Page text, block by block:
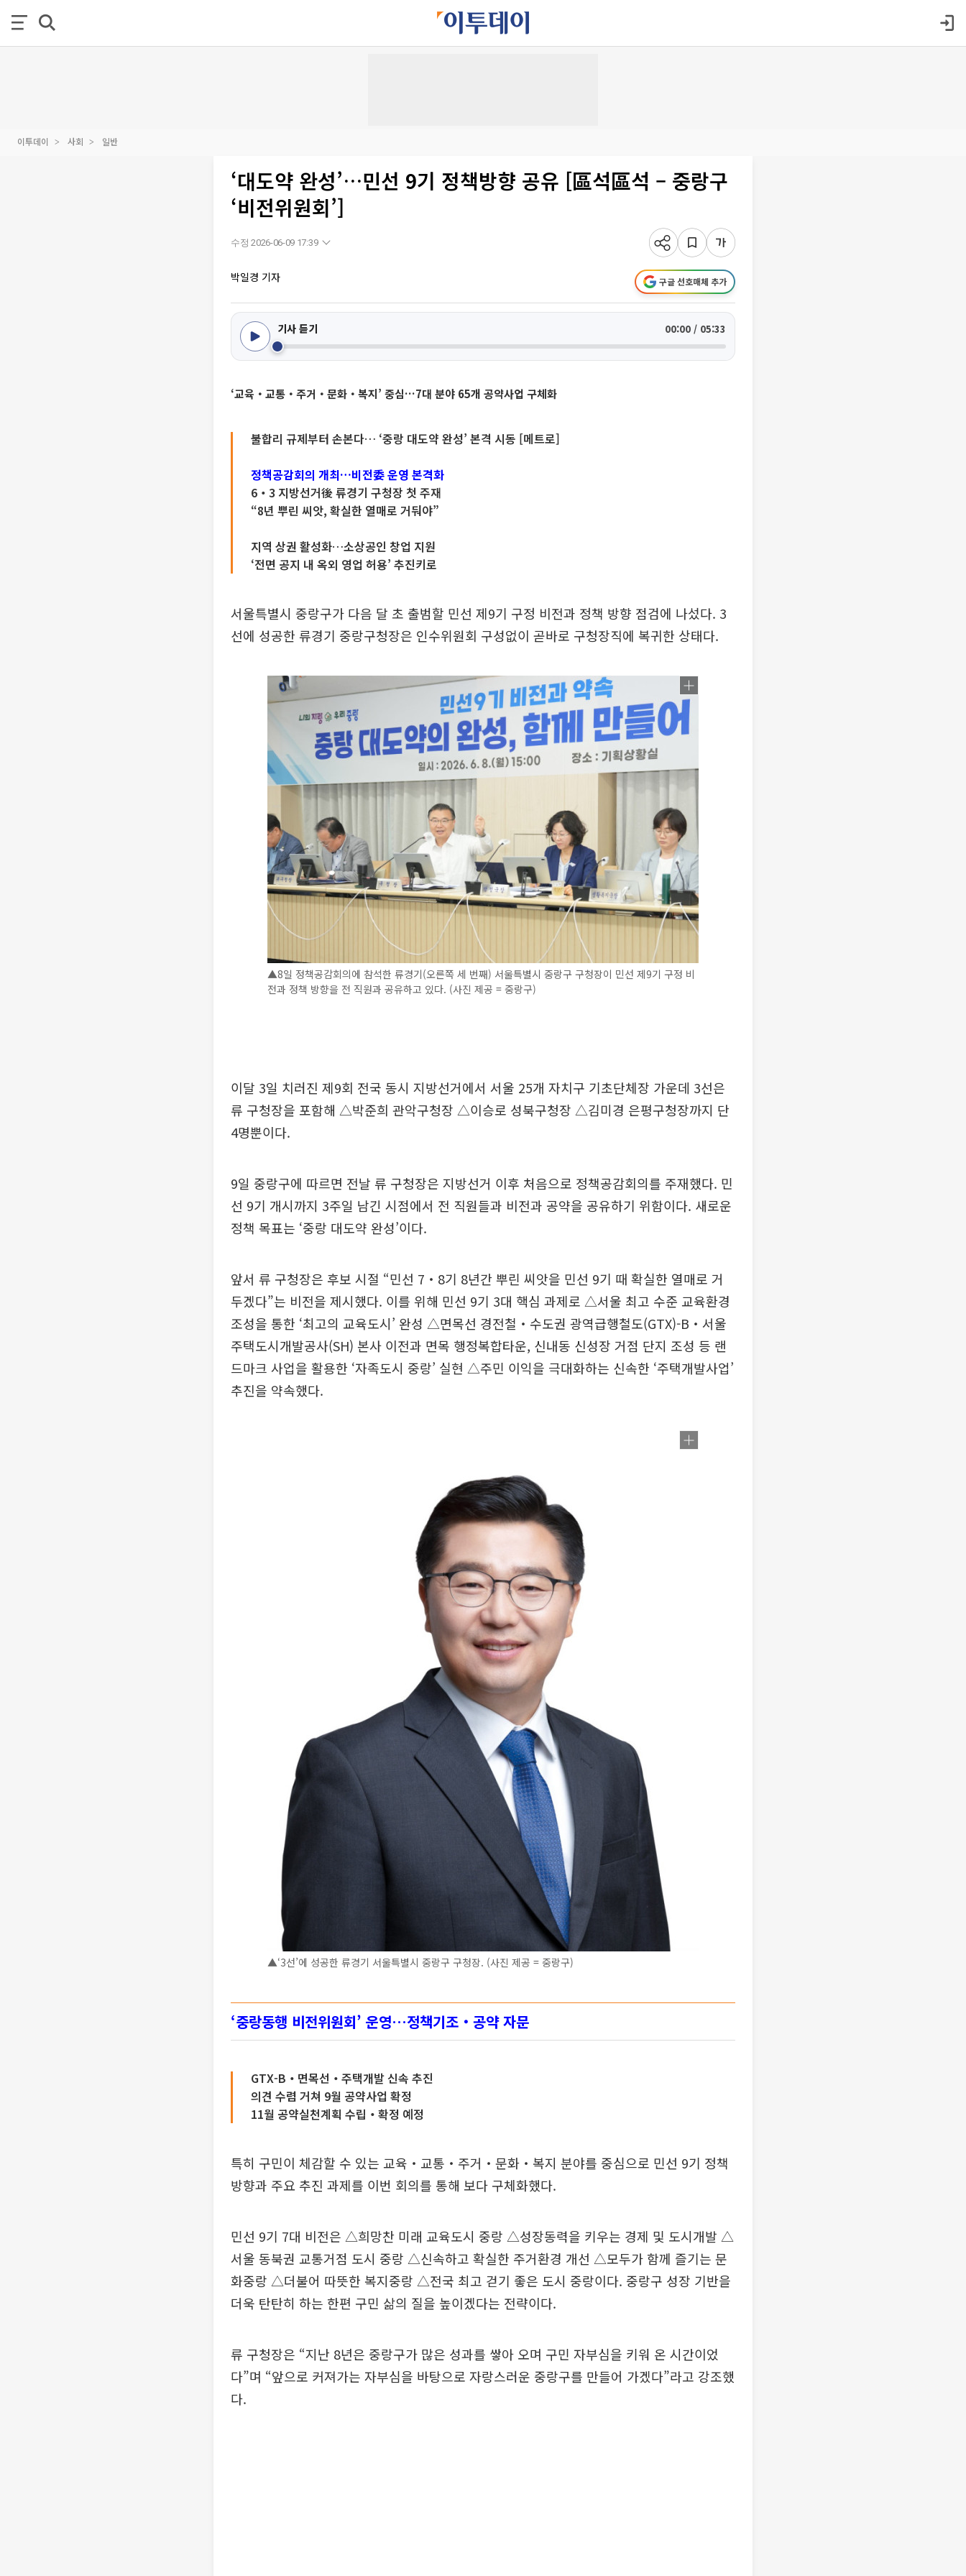
이투데이 사회 일반
‘대도약 완성’…민선 9기 정책방향 공유 [區석區석 – 중랑구
‘비전위원회’]
수정 2026-06-09 17:39
박일경 기자 구글 선호매체 추가
기사 듣기 00:00 / 05:33
‘교육‧교통‧주거‧문화‧복지’ 중심…7대 분야 65개 공약사업 구체화
불합리 규제부터 손본다… ‘중랑 대도약 완성’ 본격 시동 [메트로]
정책공감회의 개최…비전委 운영 본격화
6‧3 지방선거後 류경기 구청장 첫 주재
“8년 뿌린 씨앗, 확실한 열매로 거둬야”
지역 상권 활성화…소상공인 창업 지원
‘전면 공지 내 옥외 영업 허용’ 추진키로
서울특별시 중랑구가 다음 달 초 출범할 민선 제9기 구정 비전과 정책 방향 점검에 나섰다. 3
선에 성공한 류경기 중랑구청장은 인수위원회 구성없이 곧바로 구청장직에 복귀한 상태다.
▲8일 정책공감회의에 참석한 류경기(오른쪽 세 번째) 서울특별시 중랑구 구청장이 민선 제9기 구정 비
전과 정책 방향을 전 직원과 공유하고 있다. (사진 제공 = 중랑구)
이달 3일 치러진 제9회 전국 동시 지방선거에서 서울 25개 자치구 기초단체장 가운데 3선은
류 구청장을 포함해 △박준희 관악구청장 △이승로 성북구청장 △김미경 은평구청장까지 단
4명뿐이다.
9일 중랑구에 따르면 전날 류 구청장은 지방선거 이후 처음으로 정책공감회의를 주재했다. 민
선 9기 개시까지 3주일 남긴 시점에서 전 직원들과 비전과 공약을 공유하기 위함이다. 새로운
정책 목표는 ‘중랑 대도약 완성’이다.
앞서 류 구청장은 후보 시절 “민선 7‧8기 8년간 뿌린 씨앗을 민선 9기 때 확실한 열매로 거
두겠다”는 비전을 제시했다. 이를 위해 민선 9기 3대 핵심 과제로 △서울 최고 수준 교육환경
조성을 통한 ‘최고의 교육도시’ 완성 △면목선 경전철‧수도권 광역급행철도(GTX)-B‧서울
주택도시개발공사(SH) 본사 이전과 면목 행정복합타운, 신내동 신성장 거점 단지 조성 등 랜
드마크 사업을 활용한 ‘자족도시 중랑’ 실현 △주민 이익을 극대화하는 신속한 ‘주택개발사업’
추진을 약속했다.
▲‘3선’에 성공한 류경기 서울특별시 중랑구 구청장. (사진 제공 = 중랑구)
‘중랑동행 비전위원회’ 운영…정책기조‧공약 자문
GTX-B‧면목선‧주택개발 신속 추진
의견 수렴 거쳐 9월 공약사업 확정
11월 공약실천계획 수립‧확정 예정
특히 구민이 체감할 수 있는 교육‧교통‧주거‧문화‧복지 분야를 중심으로 민선 9기 정책
방향과 주요 추진 과제를 이번 회의를 통해 보다 구체화했다.
민선 9기 7대 비전은 △희망찬 미래 교육도시 중랑 △성장동력을 키우는 경제 및 도시개발 △
서울 동북권 교통거점 도시 중랑 △신속하고 확실한 주거환경 개선 △모두가 함께 즐기는 문
화중랑 △더불어 따뜻한 복지중랑 △전국 최고 걷기 좋은 도시 중랑이다. 중랑구 성장 기반을
더욱 탄탄히 하는 한편 구민 삶의 질을 높이겠다는 전략이다.
류 구청장은 “지난 8년은 중랑구가 많은 성과를 쌓아 오며 구민 자부심을 키워 온 시간이었
다”며 “앞으로 커져가는 자부심을 바탕으로 자랑스러운 중랑구를 만들어 가겠다”라고 강조했
다.